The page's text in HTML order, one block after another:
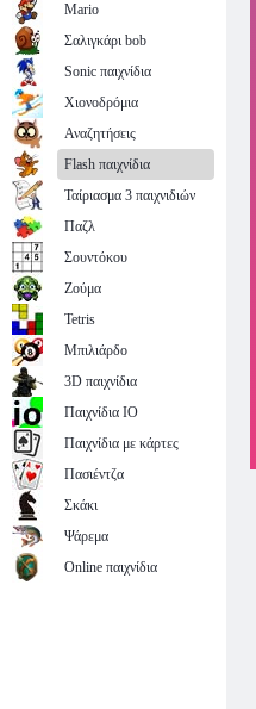
Mario
Σαλιγκάρι bob
Sonic παιχνίδια
Χιονοδρόμια
Αναζητήσεις
Flash παιχνίδια
Ταίριασμα 3 παιχνιδιών
Παζλ
Σουντόκου
Ζούμα
Tetris
Μπιλιάρδο
3D παιχνίδια
Παιχνίδια IO
Παιχνίδια με κάρτες
Πασιέντζα
Σκάκι
Ψάρεμα
Online παιχνίδια